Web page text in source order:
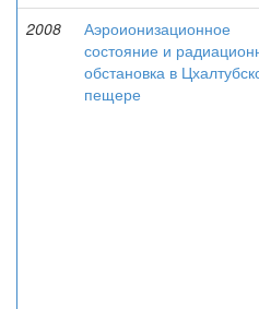
2008
Аэроионизационное
состояние и
обстановка в
пещере